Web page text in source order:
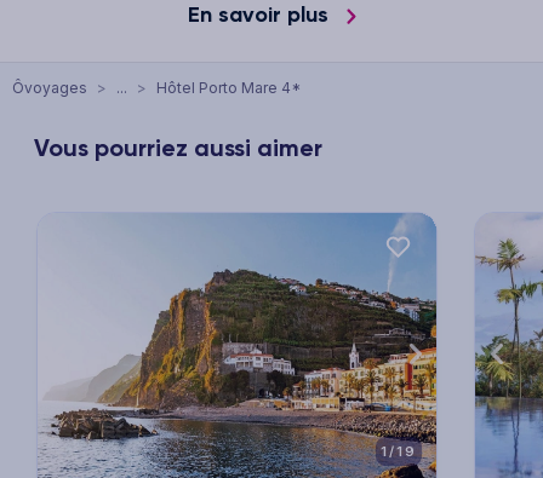
En savoir plus
Ôvoyages > ... > Hôtel Porto Mare 4*
Vous pourriez aussi aimer
Previous Next
1/19